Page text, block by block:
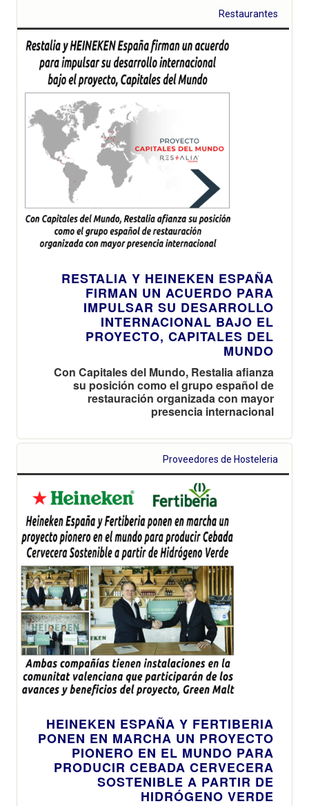
Restaurantes
RESTALIA Y HEINEKEN ESPAÑA
FIRMAN UN ACUERDO PARA
IMPULSAR SU DESARROLLO
INTERNACIONAL BAJO EL
PROYECTO, CAPITALES DEL
MUNDO
Con Capitales del Mundo, Restalia afianza
su posición como el grupo español de
restauración organizada con mayor
presencia internacional
Proveedores de Hosteleria
HEINEKEN ESPAÑA Y FERTIBERIA
PONEN EN MARCHA UN PROYECTO
PIONERO EN EL MUNDO PARA
PRODUCIR CEBADA CERVECERA
SOSTENIBLE A PARTIR DE
HIDRÓGENO VERDE